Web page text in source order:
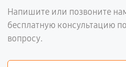
Напишите или позвоните
бесплатную консультацию
вопросу.